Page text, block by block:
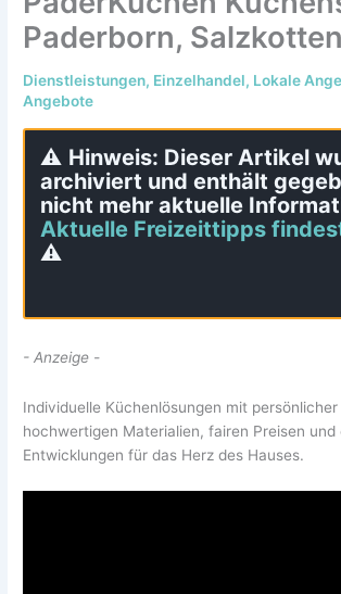
Paderborn, Salzkotten
Dienstleistungen, Einzelhandel, Lokale
Angebote
⚠️ Hinweis: Dieser Artikel
archiviert und enthält
nicht mehr aktuelle
Aktuelle Freizeittipps
⚠️
- Anzeige -
Individuelle Küchenlösungen mit
hochwertigen Materialien, fairen Preisen und
Entwicklungen für das Herz des Hauses.